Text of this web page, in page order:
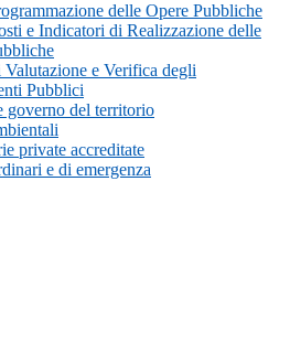
delle Opere Pubbliche
e Indicatori di Realizzazione delle
e Verifica degli
Pubblici
governo del territorio
private accreditate
e di emergenza